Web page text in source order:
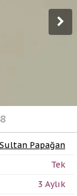
Sultan Papağan
Tek
3 Aylık